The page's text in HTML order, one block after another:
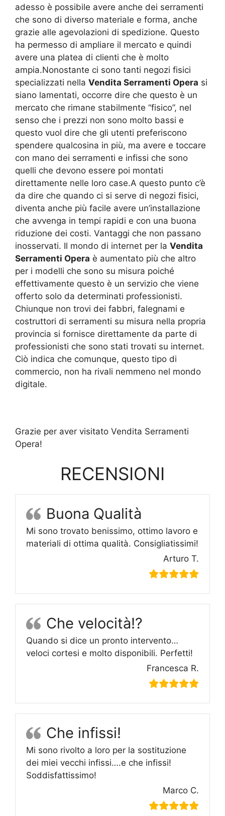
adesso è possibile avere anche dei serramenti
che sono di diverso materiale e forma, anche
grazie alle agevolazioni di spedizione. Questo
ha permesso di ampliare il mercato e quindi
avere una platea di clienti che è molto
ampia.Nonostante ci sono tanti negozi fisici
specializzati nella Vendita Serramenti Opera si
siano lamentati, occorre dire che questo è un
mercato che rimane stabilmente “fisico”, nel
senso che i prezzi non sono molto bassi e
questo vuol dire che gli utenti preferiscono
spendere qualcosina in più, ma avere e toccare
con mano dei serramenti e infissi che sono
quelli che devono essere poi montati
direttamente nelle loro case.A questo punto c’è
da dire che quando ci si serve di negozi fisici,
diventa anche più facile avere un’installazione
che avvenga in tempi rapidi e con una buona
riduzione dei costi. Vantaggi che non passano
inosservati. Il mondo di internet per la Vendita
Serramenti Opera è aumentato più che altro
per i modelli che sono su misura poiché
effettivamente questo è un servizio che viene
offerto solo da determinati professionisti.
Chiunque non trovi dei fabbri, falegnami e
costruttori di serramenti su misura nella propria
provincia si fornisce direttamente da parte di
professionisti che sono stati trovati su internet.
Ciò indica che comunque, questo tipo di
commercio, non ha rivali nemmeno nel mondo
digitale.
Grazie per aver visitato Vendita Serramenti
Opera!
RECENSIONI
Buona Qualità
Mi sono trovato benissimo, ottimo lavoro e
materiali di ottima qualità. Consigliatissimi!
Arturo T.
Che velocità!?
Quando si dice un pronto intervento…
veloci cortesi e molto disponibili. Perfetti!
Francesca R.
Che infissi!
Mi sono rivolto a loro per la sostituzione
dei miei vecchi infissi….e che infissi!
Soddisfattissimo!
Marco C.